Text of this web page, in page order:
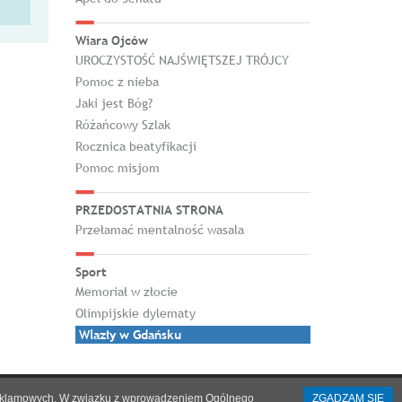
Wiara Ojców
UROCZYSTOŚĆ NAJŚWIĘTSZEJ TRÓJCY
Pomoc z nieba
Jaki jest Bóg?
Różańcowy Szlak
Rocznica beatyfikacji
Pomoc misjom
PRZEDOSTATNIA STRONA
Przełamać mentalność wasala
Sport
Memoriał w złocie
Olimpijskie dylematy
Wlazły w Gdańsku
W związku z wprowadzeniem Ogólnego ZGADZAM SIĘ